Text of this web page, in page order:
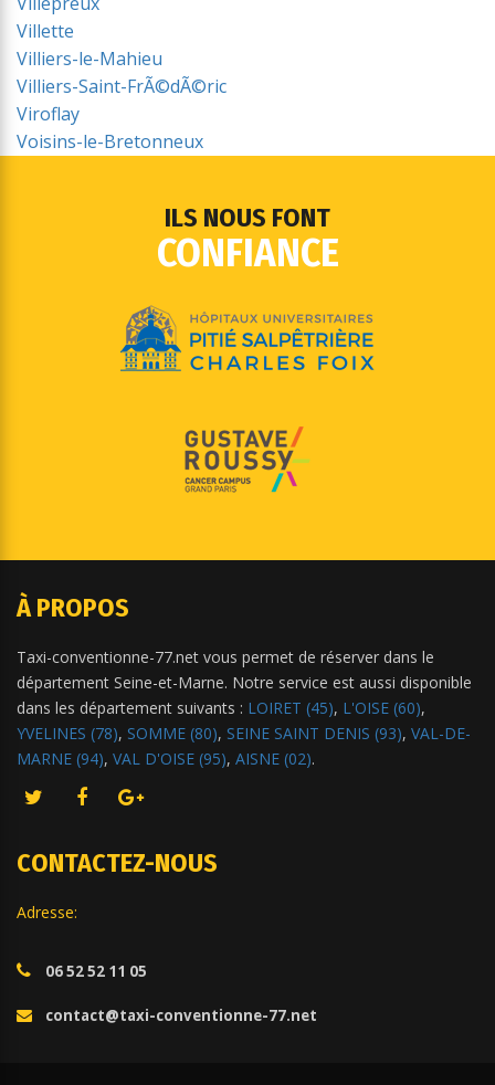
Villette
Villiers-le-Mahieu
Villiers-Saint-FrÃ©dÃ©ric
Viroflay
Voisins-le-Bretonneux
ILS NOUS FONT
CONFIANCE
À PROPOS
Taxi-conventionne-77.net vous permet de réserver dans le
département Seine-et-Marne. Notre service est aussi disponible
dans les département suivants : LOIRET (45), L'OISE (60),
YVELINES (78), SOMME (80), SEINE SAINT DENIS (93), VAL-DE-
MARNE (94), VAL D'OISE (95), AISNE (02).
CONTACTEZ-NOUS
Adresse:
06 52 52 11 05
contact@taxi-conventionne-77.net